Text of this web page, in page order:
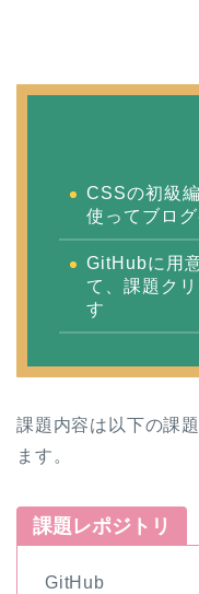
CSSの初級
使ってブロ
GitHubに用
て、課題ク
す
課題内容は以下の課
ます。
課題レポジトリ
GitHub